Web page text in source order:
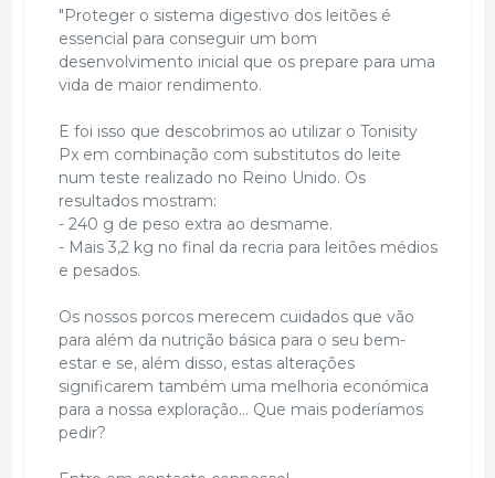
"Proteger o sistema digestivo dos leitões é
essencial para conseguir um bom
desenvolvimento inicial que os prepare para uma
vida de maior rendimento.
E foi isso que descobrimos ao utilizar o Tonisity
Px em combinação com substitutos do leite
num teste realizado no Reino Unido. Os
resultados mostram:
- 240 g de peso extra ao desmame.
- Mais 3,2 kg no final da recria para leitões médios
e pesados.
Os nossos porcos merecem cuidados que vão
para além da nutrição básica para o seu bem-
estar e se, além disso, estas alterações
significarem também uma melhoria económica
para a nossa exploração... Que mais poderíamos
pedir?